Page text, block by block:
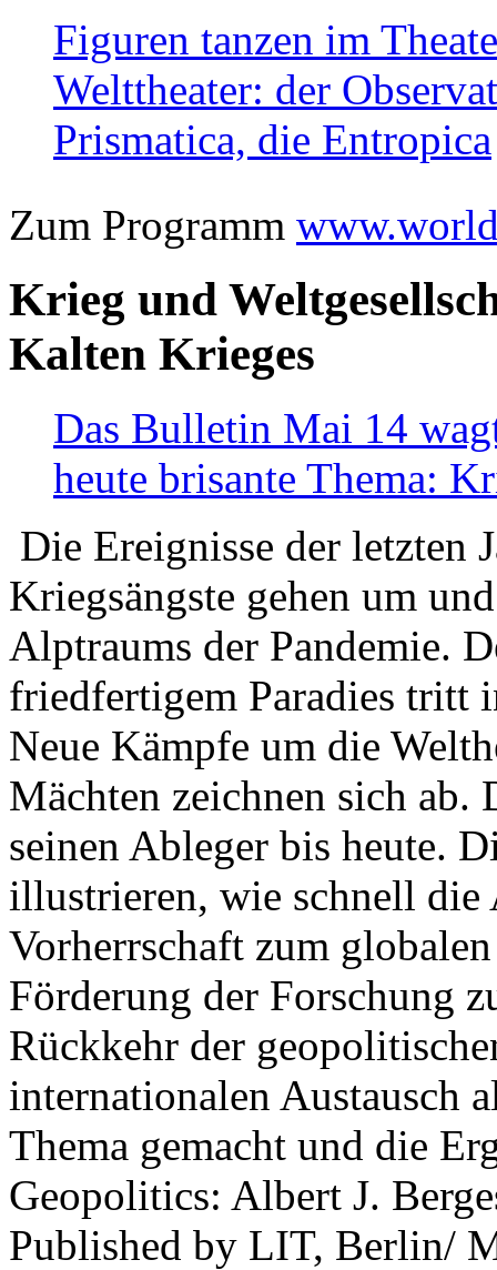
Figuren tanzen im
Welttheater: der
Prismatica, die Entropica
Zum Programm
Krieg und
Kalten Krieges
Das Bulletin Mai 14
heute brisante Thema:
Die Ereignisse der letzten
Kriegsängste gehen um
Alptraums der Pandemie.
friedfertigem Paradies tritt
Neue Kämpfe um die
Mächten zeichnen sich
seinen Ableger bis heute.
illustrieren, wie schnell die
Vorherrschaft zum
Förderung der Forschung
Rückkehr der
internationalen Austausch
Thema gemacht und die
Geopolitics: Albert J.
Published by LIT, Berlin/